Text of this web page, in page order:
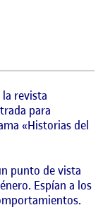
mesa
revista
para
«Historias del
punto de vista
Espían a los